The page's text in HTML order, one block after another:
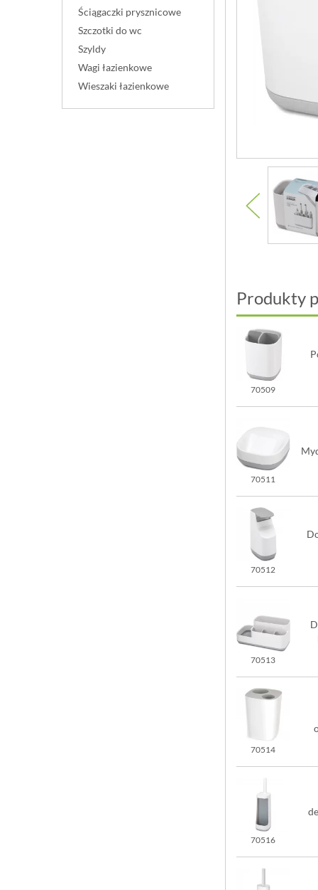
Ściągaczki prysznicowe
Szczotki do wc
Szyldy
Wagi łazienkowe
Wieszaki łazienkowe
Produkty
70509
70511
70512
70513
70514
70516